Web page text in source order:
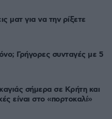
ματ για να την ρίξετε
Γρήγορες συνταγές με 5
σήμερα σε Κρήτη και
είναι στο «πορτοκαλί»